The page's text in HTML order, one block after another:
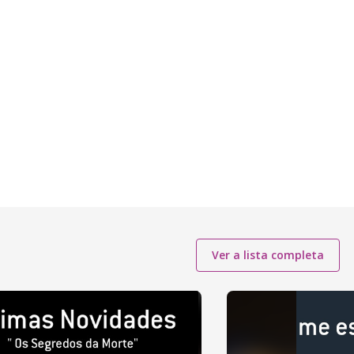
Ver a lista completa